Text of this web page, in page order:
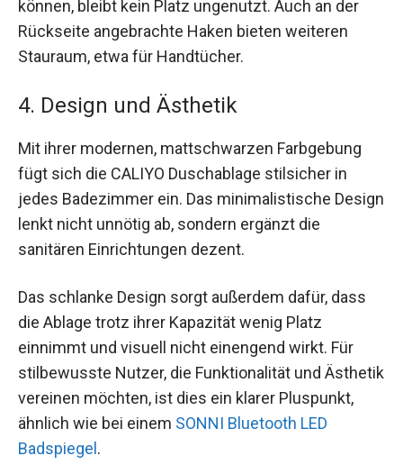
können, bleibt kein Platz ungenutzt. Auch an der
Rückseite angebrachte Haken bieten weiteren
Stauraum, etwa für Handtücher.
4. Design und Ästhetik
Mit ihrer modernen, mattschwarzen Farbgebung
fügt sich die CALIYO Duschablage stilsicher in
jedes Badezimmer ein. Das minimalistische Design
lenkt nicht unnötig ab, sondern ergänzt die
sanitären Einrichtungen dezent.
Das schlanke Design sorgt außerdem dafür, dass
die Ablage trotz ihrer Kapazität wenig Platz
einnimmt und visuell nicht einengend wirkt. Für
stilbewusste Nutzer, die Funktionalität und Ästhetik
vereinen möchten, ist dies ein klarer Pluspunkt,
ähnlich wie bei einem SONNI Bluetooth LED
Badspiegel.